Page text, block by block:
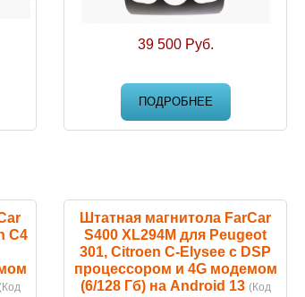
39 500 Руб.
ПОДРОБНЕЕ
C4
Штатная магнитола FarCar
S400 XL294M для Peugeot
301, Citroen C-Elysee с DSP
процессором и 4G модемом
(6/128 Гб) на Android 13 (Код